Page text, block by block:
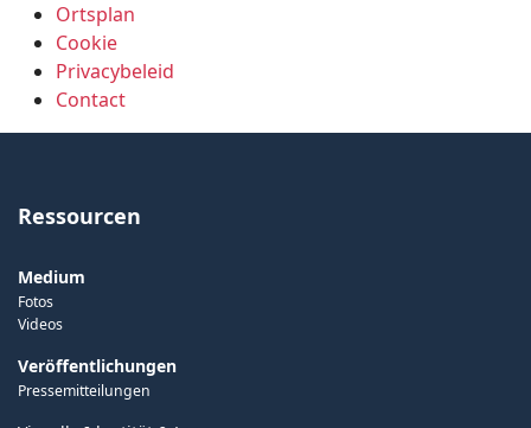
Ortsplan
Cookie
Privacybeleid
Contact
Ressourcen
Medium
Fotos
Videos
Veröffentlichungen
Pressemitteilungen